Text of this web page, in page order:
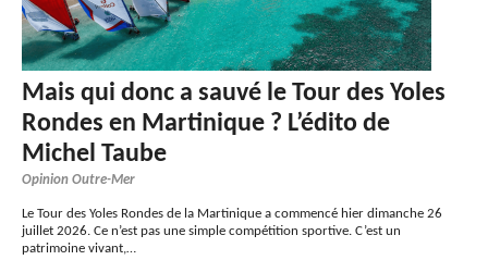
Mais qui donc a sauvé le Tour des Yoles
Rondes en Martinique ? L’édito de
Michel Taube
Opinion Outre-Mer
Le Tour des Yoles Rondes de la Martinique a commencé hier dimanche 26
juillet 2026. Ce n’est pas une simple compétition sportive. C’est un
patrimoine vivant,…